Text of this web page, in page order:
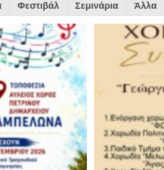
Φεστιβάλ Σεμινάρια Άλλα